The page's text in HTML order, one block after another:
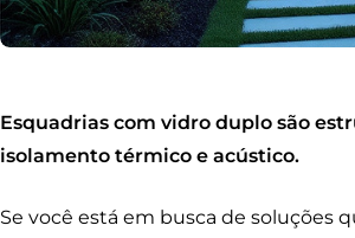
Esquadrias com vidro duplo são
isolamento térmico e acústico.
Se você está em busca de soluções